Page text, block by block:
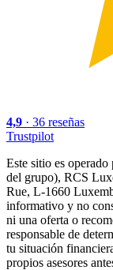
4,9 · 36 reseñas
Trustpilot
Este sitio es operado
del grupo), RCS
Rue, L-1660
informativo y no
ni una oferta o
responsable de
tu situación
propios asesores